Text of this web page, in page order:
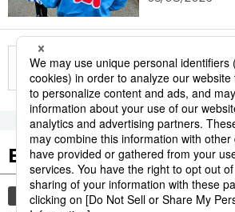
More in this series
Etiquetas destacadas
cultura gastronomía comida